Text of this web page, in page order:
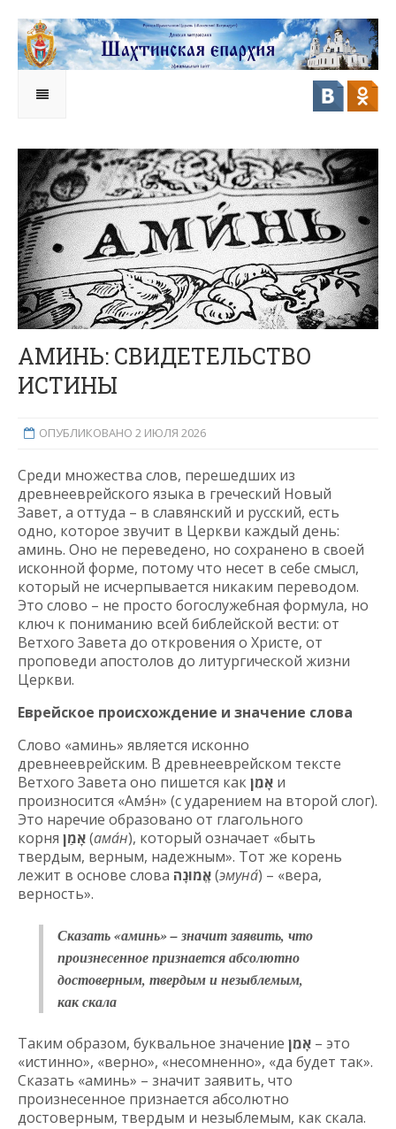
АМИНЬ: СВИДЕТЕЛЬСТВО
ИСТИНЫ
ОПУБЛИКОВАНО 2 ИЮЛЯ 2026
Среди множества слов, перешедших из
древнееврейского языка в греческий Новый
Завет, а оттуда – в славянский и русский, есть
одно, которое звучит в Церкви каждый день:
аминь. Оно не переведено, но сохранено в своей
исконной форме, потому что несет в себе смысл,
который не исчерпывается никаким переводом.
Это слово – не просто богослужебная формула, но
ключ к пониманию всей библейской вести: от
Ветхого Завета до откровения о Христе, от
проповеди апостолов до литургической жизни
Церкви.
Еврейское происхождение и значение слова
Слово «аминь» является исконно
древнееврейским. В древнееврейском тексте
Ветхого Завета оно пишется какאָמֵן и
произносится «Амэ́н» (с ударением на второй слог).
Это наречие образовано от глагольного
корня אָמַן(ама́н), который означает «быть
твердым, верным, надежным». Тот же корень
лежит в основе слова אֱמוּנָה(эмуна́) – «вера,
верность».
Сказать «аминь» – значит заявить, что
произнесенное признается абсолютно
достоверным, твердым и незыблемым,
как скала
Таким образом, буквальное значение אָמֵן – это
«истинно», «верно», «несомненно», «да будет так».
Сказать «аминь» – значит заявить, что
произнесенное признается абсолютно
достоверным, твердым и незыблемым, как скала.